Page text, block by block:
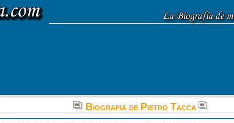
Biografia de Pietro Tacca